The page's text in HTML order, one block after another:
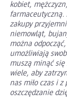
kobiet,
farmaceutyczną.
zakupy
niemowląt,
można
umożliwiają
muszą minąć się
wiele, aby
nas miło czas i
oszczędzanie